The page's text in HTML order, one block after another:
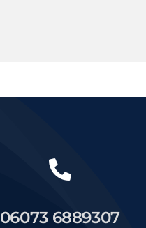
06073 6889307